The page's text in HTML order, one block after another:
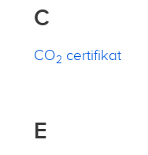
C
CO2 certifikat
E